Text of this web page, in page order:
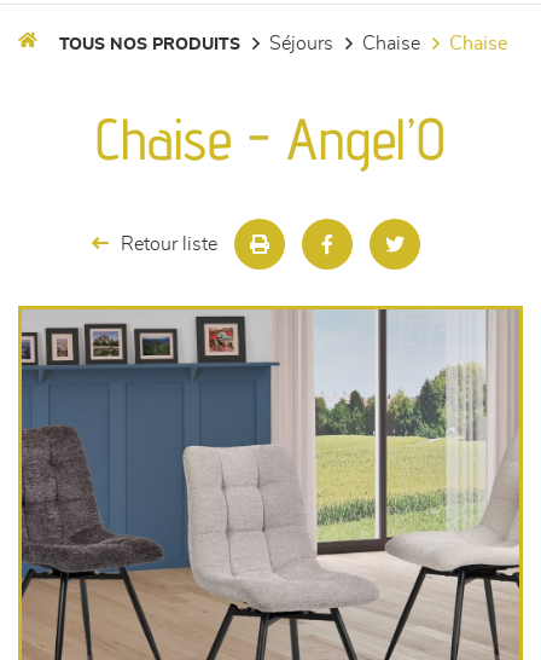
séjours
meubles de complément
literie
décoration
TOUS NOS PRODUITS séjours chaise chaise
Chaise - Angel’O
Retour liste